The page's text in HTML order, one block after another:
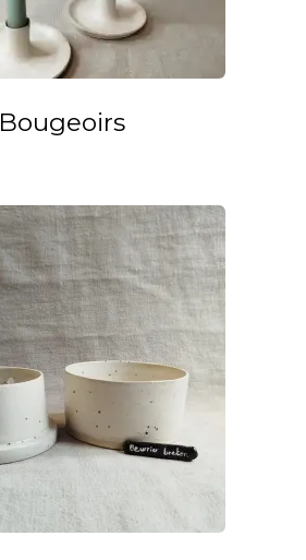
Bougeoirs